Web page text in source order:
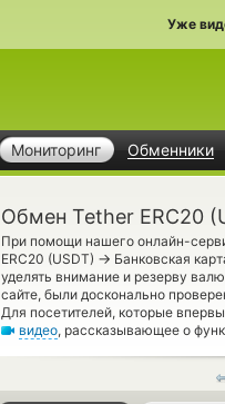
Уже
Мониторинг Обменники
Обмен Tether ERC20
При помощи нашего онлайн-
ERC20 (USDT) → Банковская
уделять внимание и резерву
сайте, были досконально
Для посетителей, которые
видео, рассказывающее о